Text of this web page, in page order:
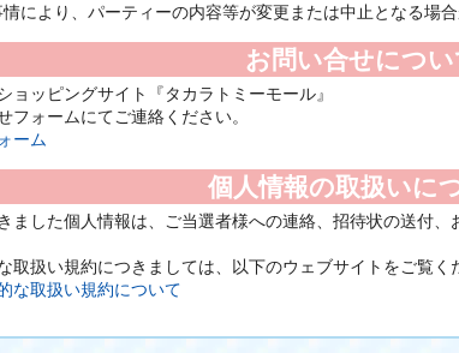
により、パーティーの内容等が変更または中止となる場
お問い合せについ
ョッピングサイト『タカラトミーモール』
フォームにてご連絡ください。
ーム
個人情報の取扱いに
ました個人情報は、ご当選者様への連絡、招待状の送付
取扱い規約につきましては、以下のウェブサイトをご覧く
な取扱い規約について